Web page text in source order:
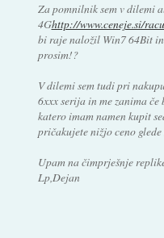
Za pomnilnik sem v dilemi
4Ghttp://www.ceneje.si/
bi raje naložil Win7 64Bit
prosim!?
V dilemi sem tudi pri
6xxx serija in me zanima
katero imam namen kupit
pričakujete nižjo ceno
Upam na čimprješnje
Lp,Dejan